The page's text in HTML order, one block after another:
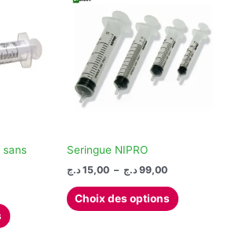
sans
produit
Seringue NIPRO
15,00 د.ج – 99,00 د.ج
Plage
prix :
15,00 د.ج
Choix des options
produit